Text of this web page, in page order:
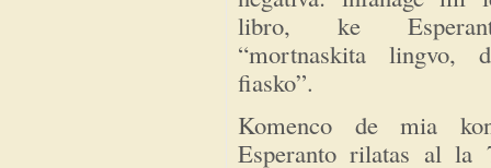
libro, ke
“mortnaskita lingvo,
fiasko”.
Komenco de mia
Esperanto rilatas al la